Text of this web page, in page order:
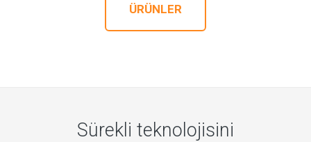
ÜRÜNLER
Sürekli teknolojisini